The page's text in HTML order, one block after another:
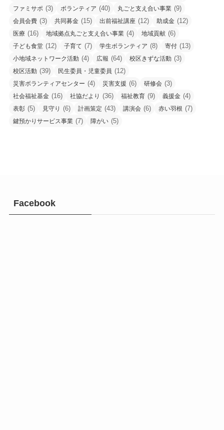
ファミサポ (3) ボランティア (40) 丸ごと支え合い事業 (9)
会員会費 (3) 共同募金 (15) 出前福祉講座 (12) 助成金 (12)
医療 (16) 地域拠点丸ごと支え合い事業 (4) 地域貢献 (6)
子ども食堂 (12) 子育て (7) 学生ボランティア (8) 寄付 (13)
小地域ネットワーク活動 (4) 広報 (64) 校区きずな活動 (3)
校区活動 (39) 民生委員・児童委員 (12)
災害ボランティアセンター (4) 災害支援 (6) 研修会 (3)
社会福祉基金 (16) 社協だより (36) 福祉教育 (9) 義援金 (4)
表彰 (5) 見守り (6) 計画策定 (43) 講演会 (6) 赤い羽根 (7)
鍵預かりサービス事業 (7) 障がい (5)
Facebook